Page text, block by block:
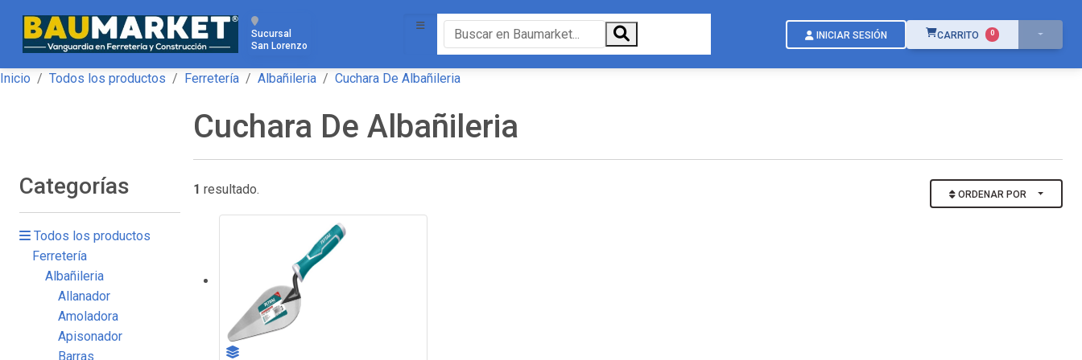
Sucursal
San Lorenzo
INICIAR SESIÓN CARRITO 0ÍTEMS EN EL CARRITO
Inicio Todos los productos Ferretería Albañileria Cuchara De Albañileria
Cuchara De Albañileria
Categorías
Todos los productos
Ferretería
Albañileria
Allanador
Amoladora
Apisonador
Barras
1 resultado. ORDENAR POR